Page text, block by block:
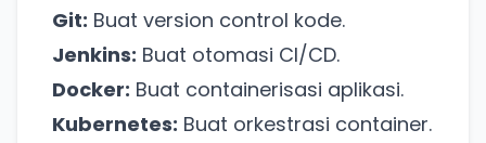
Git: Buat version control kode.
Jenkins: Buat otomasi CI/CD.
Docker: Buat containerisasi aplikasi.
Kubernetes: Buat orkestrasi container.